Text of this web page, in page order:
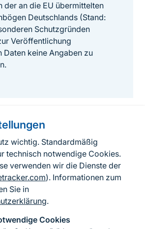
wichtig. Standardmäßig
technisch notwendige Cookies.
verwenden wir die Dienste der
). Informationen zum
Sie in
.
Cookies
der an die EU übermittelten
Deutschlands (Stand:
Schutzgründen
Veröffentlichung
Daten keine Angaben zu
zur Seite
Kontakt zum BfN
Kontaktformular
zur Barrierefreiheit
Impressum